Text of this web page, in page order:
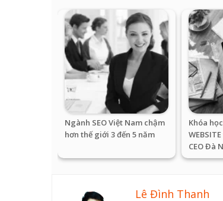
Ngành SEO Việt Nam chậm
hơn thế giới 3 đến 5 năm
Khóa
CEO Đà
Lê Đình Thanh